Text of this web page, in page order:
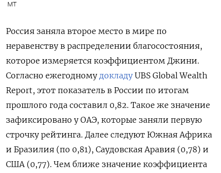
МТ
Россия заняла второе место в мире по
неравенству в распределении благосостояния,
которое измеряется коэффициентом Джини.
Согласно ежегодному докладу UBS Global Wealth
Report, этот показатель в России по итогам
прошлого года составил 0,82. Такое же значение
зафиксировано у ОАЭ, которые заняли первую
строчку рейтинга. Далее следуют Южная Африка
и Бразилия (по 0,81), Саудовская Аравия (0,78) и
США (0,77). Чем ближе значение коэффициента